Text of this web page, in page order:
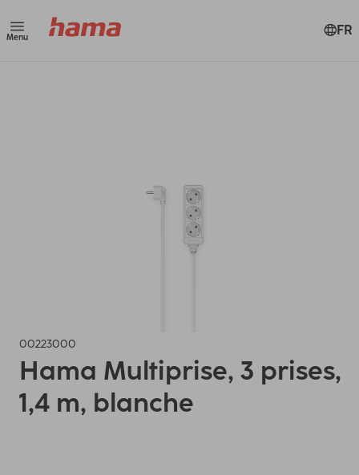
Menu FR
00223000
Hama Multiprise, 3 prises,
1,4 m, blanche